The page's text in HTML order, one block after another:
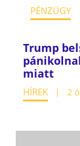
PÉNZÜGY
Trump
miatt
HÍREK 2